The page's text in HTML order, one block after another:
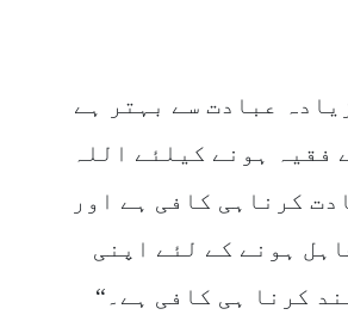
عبادت سے بہتر ہے
فقیہ ہونے کیلئے اللہ
کرناہی کافی ہے اور
ہونے کے لئے اپنی
کرنا ہی کافی ہے۔“